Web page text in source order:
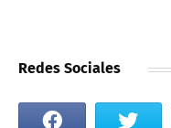
Redes Sociales